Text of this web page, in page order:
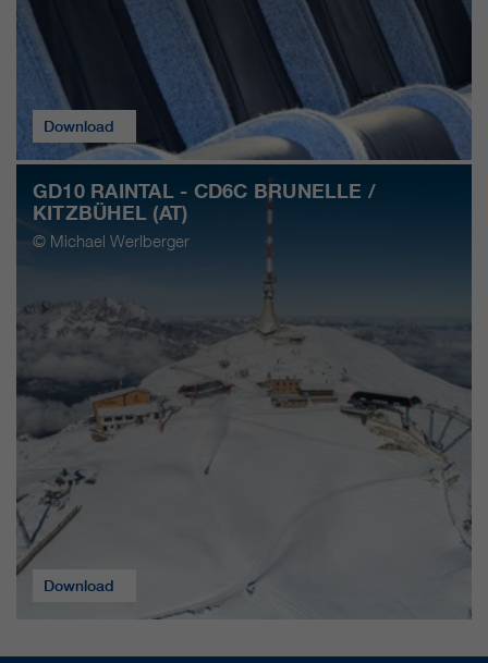
Download
GD10 RAINTAL - CD6C BRUNELLE /
KITZBÜHEL (AT)
© Michael Werlberger
Download